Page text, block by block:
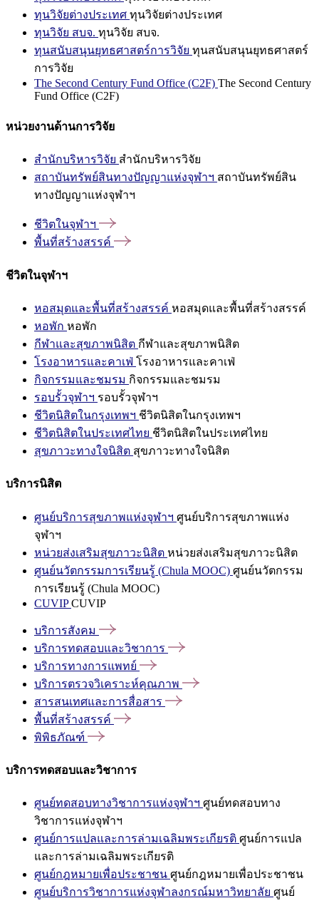
ทุนวิจัยต่างประเทศ ทุนวิจัยต่างประเทศ
ทุนวิจัย สบจ. ทุนวิจัย สบจ.
ทุนสนับสนุนยุทธศาสตร์การวิจัย ทุนสนับสนุนยุทธศาสตร์
การวิจัย
The Second Century Fund Office (C2F) The Second Century
Fund Office (C2F)
หน่วยงานด้านการวิจัย
สำนักบริหารวิจัย สำนักบริหารวิจัย
สถาบันทรัพย์สินทางปัญญาแห่งจุฬาฯ สถาบันทรัพย์สิน
ทางปัญญาแห่งจุฬาฯ
ชีวิตในจุฬาฯ
พื้นที่สร้างสรรค์
ชีวิตในจุฬาฯ
หอสมุดและพื้นที่สร้างสรรค์ หอสมุดและพื้นที่สร้างสรรค์
หอพัก หอพัก
กีฬาและสุขภาพนิสิต กีฬาและสุขภาพนิสิต
โรงอาหารและคาเฟ่ โรงอาหารและคาเฟ่
กิจกรรมและชมรม กิจกรรมและชมรม
รอบรั้วจุฬาฯ รอบรั้วจุฬาฯ
ชีวิตนิสิตในกรุงเทพฯ ชีวิตนิสิตในกรุงเทพฯ
ชีวิตนิสิตในประเทศไทย ชีวิตนิสิตในประเทศไทย
สุขภาวะทางใจนิสิต สุขภาวะทางใจนิสิต
บริการนิสิต
ศูนย์บริการสุขภาพแห่งจุฬาฯ ศูนย์บริการสุขภาพแห่ง
จุฬาฯ
หน่วยส่งเสริมสุขภาวะนิสิต หน่วยส่งเสริมสุขภาวะนิสิต
ศูนย์นวัตกรรมการเรียนรู้ (Chula MOOC) ศูนย์นวัตกรรม
การเรียนรู้ (Chula MOOC)
CUVIPCUVIP
บริการสังคม
บริการทดสอบและวิชาการ
บริการทางการแพทย์
บริการตรวจวิเคราะห์คุณภาพ
สารสนเทศและการสื่อสาร
พื้นที่สร้างสรรค์
พิพิธภัณฑ์
บริการทดสอบและวิชาการ
ศูนย์ทดสอบทางวิชาการแห่งจุฬาฯ ศูนย์ทดสอบทาง
วิชาการแห่งจุฬาฯ
ศูนย์การแปลและการล่ามเฉลิมพระเกียรติ ศูนย์การแปล
และการล่ามเฉลิมพระเกียรติ
ศูนย์กฎหมายเพื่อประชาชน ศูนย์กฎหมายเพื่อประชาชน
ศูนย์บริการวิชาการแห่งจุฬาลงกรณ์มหาวิทยาลัย ศูนย์